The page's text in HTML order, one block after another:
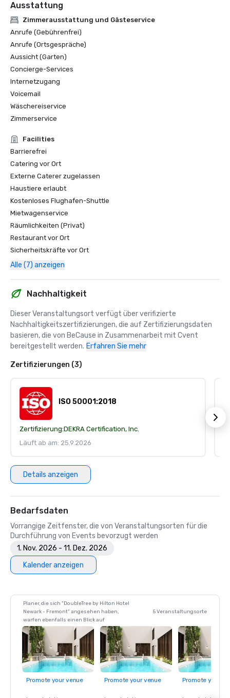
Ausstattung
Zimmerausstattung und Gästeservice
Anrufe (Gebührenfrei)
Anrufe (Ortsgespräche)
Aussicht (Garten)
Concierge-Services
Internetzugang
Voicemail
Wäschereiservice
Zimmerservice
Facilities
Barrierefrei
Catering vor Ort
Externe Caterer zugelassen
Haustiere erlaubt
Kostenloses Flughafen-Shuttle
Mietwagenservice
Räumlichkeiten (Privat)
Restaurant vor Ort
Sicherheitskräfte vor Ort
Alle (7) anzeigen
Nachhaltigkeit
Dieser Veranstaltungsort verfügt über verifizierte
Nachhaltigkeitszertifizierungen, die auf Zertifizierungsdaten
basieren, die von BeCause in Zusammenarbeit mit Cvent
bereitgestellt werden. Erfahren Sie mehr
Zertifizierungen (3)
ISO 50001:2018
Zertifizierung:DEKRA Certification, Inc.
Läuft ab am: 25.9.2026
Details anzeigen
Bedarfsdaten
Vorrangige Zeitfenster, die von Veranstaltungsorten für die
Durchführung von Events bevorzugt werden
1. Nov. 2026 - 11. Dez. 2026
Kalender anzeigen
Planer, die sich "DoubleTree by Hilton Hotel
Newark - Fremont" angesehen haben,
warfen ebenfalls einen Blick auf
5 Veranstaltungsorte
Promote your venue Promote your venue Promote your